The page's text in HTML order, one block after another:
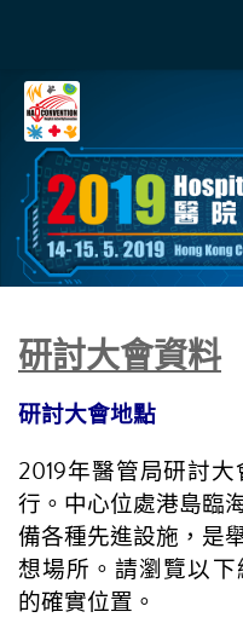
研討大會資料
研討大會地點
2019年醫管局研討
行。中心位處港島臨
備各種先進設施，是
想場所。請瀏覽以下
的確實位置。